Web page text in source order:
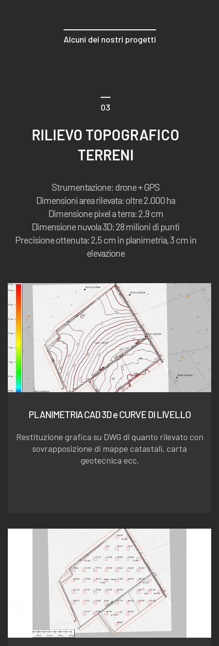
Alcuni dei nostri progetti
03
RILIEVO TOPOGRAFICO
TERRENI
Strumentazione: drone + GPS
Dimensioni area rilevata: oltre 2.000 ha
Dimensione pixel a terra: 2.9 cm
Dimensione nuvola 3D: 28 milioni di punti
Precisione ottenuta: 2,5 cm in planimetria, 3 cm in
elevazione
PLANIMETRIA CAD 3D e CURVE DI LIVELLO
Restituzione grafica su DWG di quanto rilevato con
sovrapposizione di mappe catastali, carta
geotecnica ecc.